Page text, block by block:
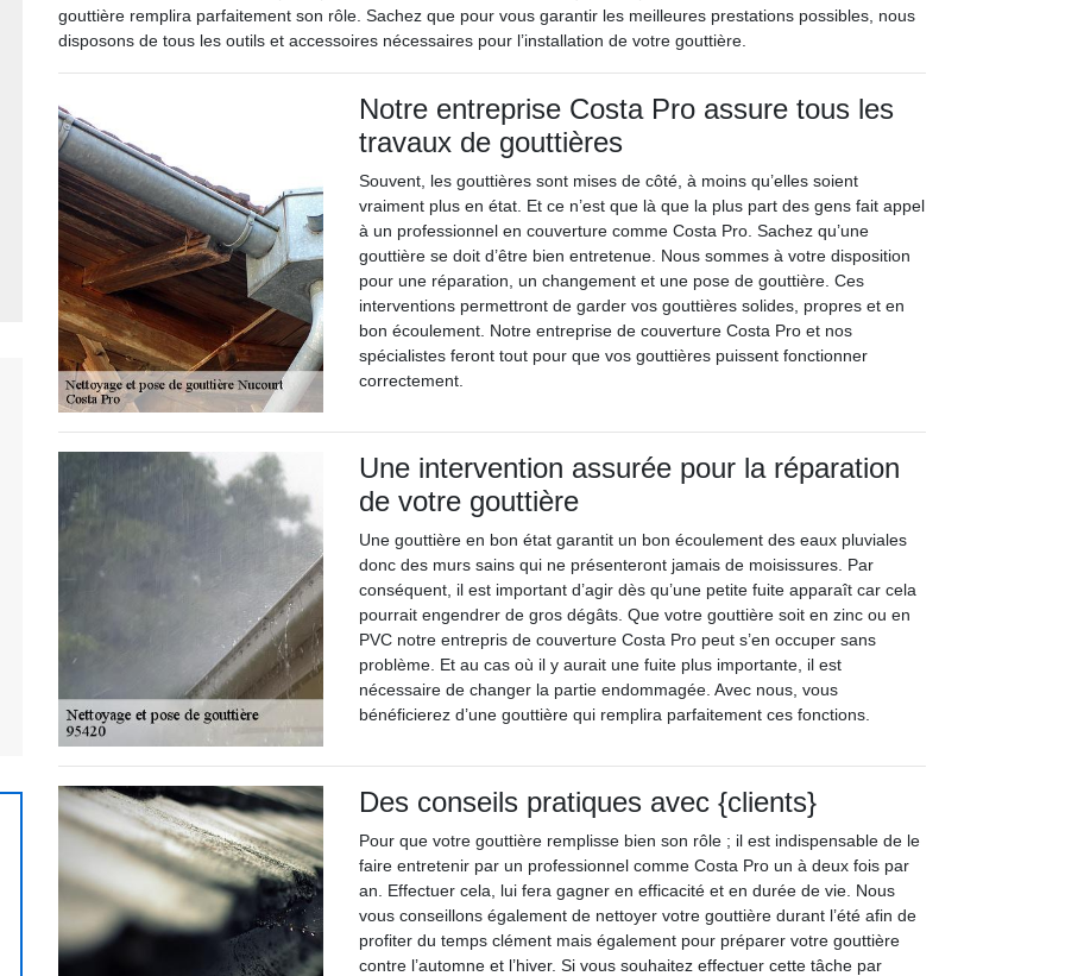
gouttière remplira parfaitement son rôle. Sachez que pour vous garantir les meilleures prestations possibles, nous
disposons de tous les outils et accessoires nécessaires pour l’installation de votre gouttière.
Notre entreprise Costa Pro assure tous les
travaux de gouttières
Souvent, les gouttières sont mises de côté, à moins qu’elles soient
vraiment plus en état. Et ce n’est que là que la plus part des gens fait appel
à un professionnel en couverture comme Costa Pro. Sachez qu’une
gouttière se doit d’être bien entretenue. Nous sommes à votre disposition
pour une réparation, un changement et une pose de gouttière. Ces
interventions permettront de garder vos gouttières solides, propres et en
bon écoulement. Notre entreprise de couverture Costa Pro et nos
spécialistes feront tout pour que vos gouttières puissent fonctionner
correctement.
Une intervention assurée pour la réparation
de votre gouttière
Une gouttière en bon état garantit un bon écoulement des eaux pluviales
donc des murs sains qui ne présenteront jamais de moisissures. Par
conséquent, il est important d’agir dès qu’une petite fuite apparaît car cela
pourrait engendrer de gros dégâts. Que votre gouttière soit en zinc ou en
PVC notre entrepris de couverture Costa Pro peut s’en occuper sans
problème. Et au cas où il y aurait une fuite plus importante, il est
nécessaire de changer la partie endommagée. Avec nous, vous
bénéficierez d’une gouttière qui remplira parfaitement ces fonctions.
Des conseils pratiques avec {clients}
Pour que votre gouttière remplisse bien son rôle ; il est indispensable de le
faire entretenir par un professionnel comme Costa Pro un à deux fois par
an. Effectuer cela, lui fera gagner en efficacité et en durée de vie. Nous
vous conseillons également de nettoyer votre gouttière durant l’été afin de
profiter du temps clément mais également pour préparer votre gouttière
contre l’automne et l’hiver. Si vous souhaitez effectuer cette tâche par